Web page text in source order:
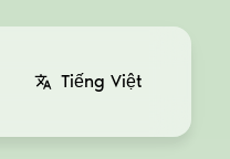
Tiếng Việt